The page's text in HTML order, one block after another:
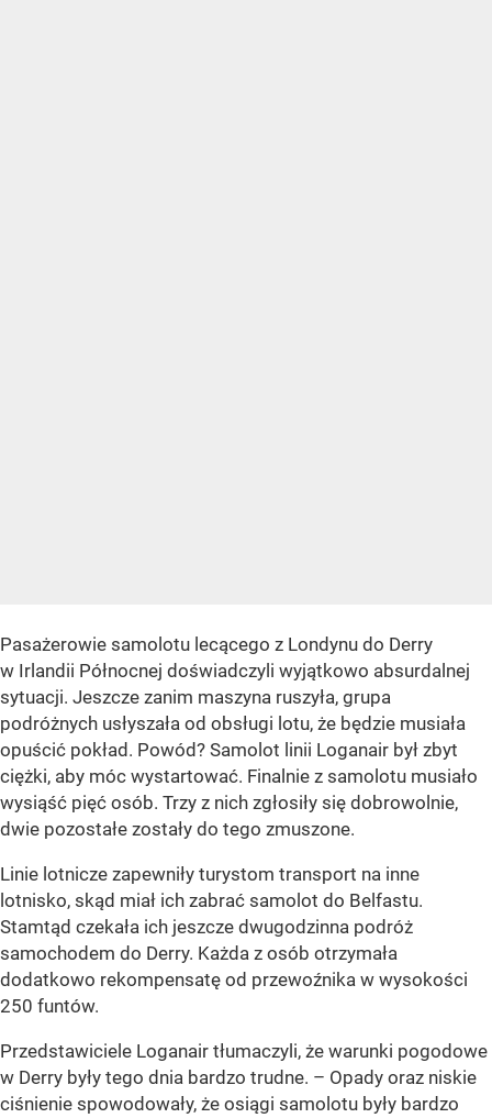
Pasażerowie samolotu lecącego z Londynu do Derry
w Irlandii Północnej doświadczyli wyjątkowo absurdalnej
sytuacji. Jeszcze zanim maszyna ruszyła, grupa
podróżnych usłyszała od obsługi lotu, że będzie musiała
opuścić pokład. Powód? Samolot linii Loganair był zbyt
ciężki, aby móc wystartować. Finalnie z samolotu musiało
wysiąść pięć osób. Trzy z nich zgłosiły się dobrowolnie,
dwie pozostałe zostały do tego zmuszone.
Linie lotnicze zapewniły turystom transport na inne
lotnisko, skąd miał ich zabrać samolot do Belfastu.
Stamtąd czekała ich jeszcze dwugodzinna podróż
samochodem do Derry. Każda z osób otrzymała
dodatkowo rekompensatę od przewoźnika w wysokości
250 funtów.
Przedstawiciele Loganair tłumaczyli, że warunki pogodowe
w Derry były tego dnia bardzo trudne. – Opady oraz niskie
ciśnienie spowodowały, że osiągi samolotu były bardzo